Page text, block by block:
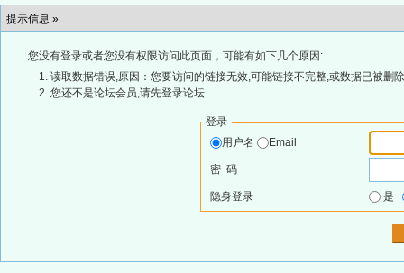
提示信息 »
您没有登录或者您没有权限访问此页面，可能有如下几个原因:
读取数据错误,原因：您要访问的链接无效,可能链接不完整,或数据已被删
您还不是论坛会员,请先登录论坛
登录
用户名
Email
密 码
隐身登录 是